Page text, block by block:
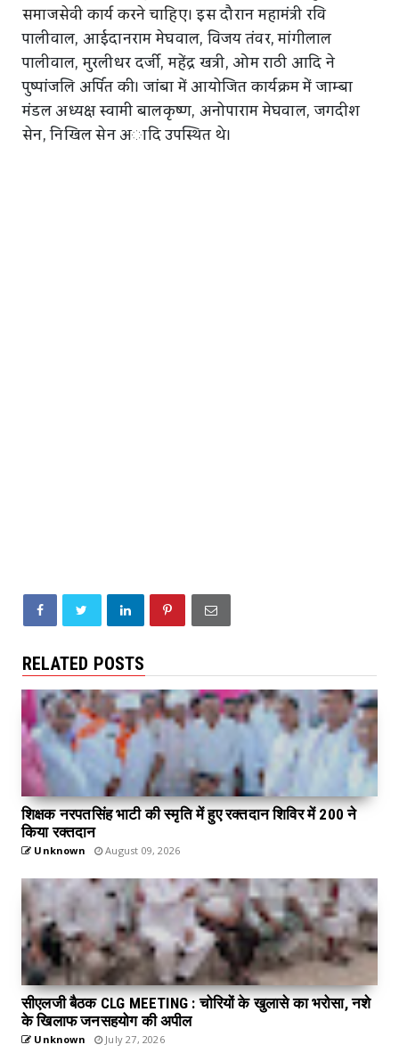
समाजसेवी कार्य करने चाहिए।इस दौरानमहामंत्री रवि
पालीवाल, आईदानराम मेघवाल, विजय तंवर, मांगीलाल
पालीवाल, मुरलीधर दर्जी, महेंद्र खत्री, ओम राठी आदि ने
पुष्पांजलि अर्पित की। जांबा में आयोजित कार्यक्रम में जाम्बा
मंडल अध्यक्ष स्वामी बालकृष्ण, अनोपाराम मेघवाल, जगदीश
सेन, निखिल सेन अादि उपस्थित थे।
RELATED POSTS
शिक्षक नरपतसिंह भाटी की स्मृति में हुए रक्तदान शिविर में 200 ने
किया रक्तदान
Unknown August 09, 2026
सीएलजी बैठक CLG MEETING : चोरियों के खुलासे का भरोसा, नशे
के खिलाफ जनसहयोग की अपील
Unknown July 27, 2026